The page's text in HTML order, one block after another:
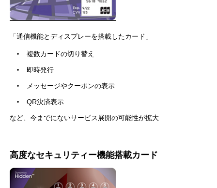
「通信機能とディスプレーを搭載したカード」
複数カードの切り替え
即時発行
メッセージやクーポンの表示
QR決済表示
など、今までにないサービス展開の可能性が拡大
高度なセキュリティー機能搭載カード